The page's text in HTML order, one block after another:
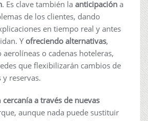
. Es clave también la anticipación a
de los clientes, dando
en tiempo real y antes
Yofreciendo alternativas,
aerolíneas o cadenas hoteleras,
que flexibilizarán cambios de
y reservas.
cercanía a través de nuevas
aunque nada puede sustituir